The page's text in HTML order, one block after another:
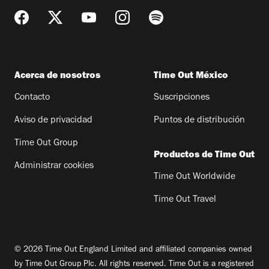
Acerca de nosotros
Contacto
Aviso de privacidad
Time Out Group
Administrar cookies
Time Out México
Suscripciones
Puntos de distribución
Productos de Time Out
Time Out Worldwide
Time Out Travel
© 2026 Time Out England Limited and affiliated companies owned
by Time Out Group Plc. All rights reserved. Time Out is a registered